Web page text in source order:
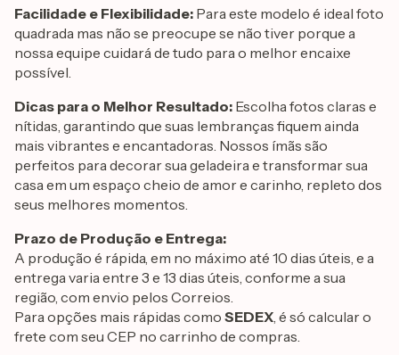
Facilidade e Flexibilidade: Para este modelo é ideal foto
quadrada mas não se preocupe se não tiver porque a
nossa equipe cuidará de tudo para o melhor encaixe
possível.
Dicas para o Melhor Resultado: Escolha fotos claras e
nítidas, garantindo que suas lembranças fiquem ainda
mais vibrantes e encantadoras. Nossos ímãs são
perfeitos para decorar sua geladeira e transformar sua
casa em um espaço cheio de amor e carinho, repleto dos
seus melhores momentos.
Prazo de Produção e Entrega:
A produção é rápida, em no máximo até 10 dias úteis, e a
entrega varia entre 3 e 13 dias úteis, conforme a sua
região, com envio pelos Correios.
Para opções mais rápidas como SEDEX, é só calcular o
frete com seu CEP no carrinho de compras.